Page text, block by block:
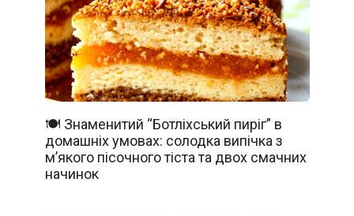
🍽️ Знаменитий “Ботліхський пиріг” в
домашніх умовах: солодка випічка з
м’якого пісочного тіста та двох смачних
начинок